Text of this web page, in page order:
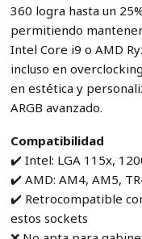
360 logra hasta un
permitiendo
Intel Core i9 o AMD
incluso en
en estética y
ARGB avanzado.
Compatibilidad
✔️ Intel: LGA 115x,
✔️ AMD: AM4, AM5,
✔️ Retrocompatible
estos sockets